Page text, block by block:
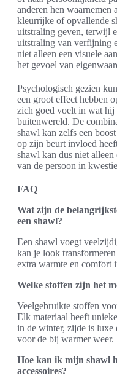
anderen hen waarnemen
kleurrijke of opvallende
uitstraling geven, terwijl
uitstraling van verfijning
niet alleen een visuele
het gevoel van
Psychologisch gezien
een groot effect hebben
zich goed voelt in wat hij
buitenwereld. De
shawl kan zelfs een
op zijn beurt invloed
shawl kan dus niet
van de persoon in
FAQ
Wat zijn de
een shawl?
Een shawl voegt
kan je look
extra warmte en comfort
Welke stoffen zijn het
Veelgebruikte stoffen
Elk materiaal heeft
in de winter, zijde is luxe
voor de bij warmer weer.
Hoe kan ik mijn shawl
accessoires?